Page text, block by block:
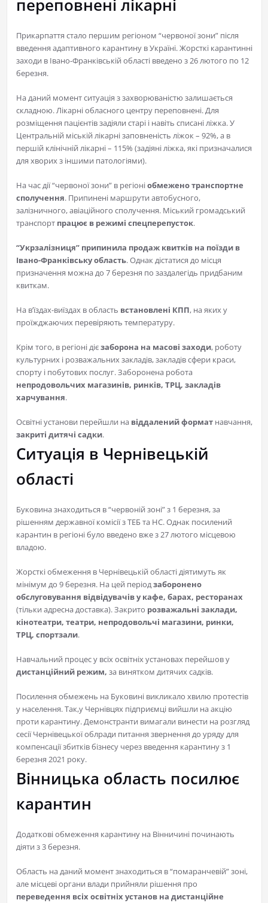
переповнені лікарні
Прикарпаття стало першим регіоном “червоної зони” після
введення адаптивного карантину в Україні. Жорсткі карантинні
заходи в Івано-Франківській області введено з 26 лютого по 12
березня.
На даний момент ситуація з захворюваністю залишається
складною. Лікарні обласного центру переповнені. Для
розміщення пацієнтів задіяли старі і навіть списані ліжка. У
Центральній міській лікарні заповненість ліжок – 92%, а в
першій клінічній лікарні – 115% (задіяні ліжка, які призначалися
для хворих з іншими патологіями).
На час дії “червоної зони” в регіоніобмежено транспортне
сполучення. Припинені маршрути автобусного,
залізничного, авіаційного сполучення. Міський громадський
транспорт працює в режимі спецперепусток.
“Укрзалізниця” припинила продаж квитків на поїзди в
Івано-Франківську область. Однак дістатися до місця
призначення можна до 7 березня по заздалегідь придбаним
квиткам.
На в’їздах-виїздах в область встановлені КПП, на яких у
проїжджаючих перевіряють температуру.
Крім того, в регіоні дієзаборона на масові заходи, роботу
культурних і розважальних закладів, закладів сфери краси,
спорту і побутових послуг. Заборонена робота
непродовольчих магазинів, ринків, ТРЦ, закладів
харчування.
Освітні установи перейшли на віддалений формат навчання,
закриті дитячі садки.
Ситуація в Чернівецькій
області
Буковина знаходиться в “червоній зоні” з 1 березня, за
рішенням державної комісії з ТЕБ та НС. Однак посилений
карантин в регіоні було введено вже з 27 лютого місцевою
владою.
Жорсткі обмеження в Чернівецькій області діятимуть як
мінімум до 9 березня. На цей періодзаборонено
обслуговування відвідувачів у кафе, барах, ресторанах
(тільки адресна доставка). Закрито розважальні заклади,
кінотеатри, театри, непродовольчі магазини, ринки,
ТРЦ, спортзали.
Навчальний процес у всіх освітніх установах перейшов у
дистанційний режим, за винятком дитячих садків.
Посилення обмежень на Буковині викликало хвилю протестів
у населення. Так,у Чернівцях підприємці вийшли на акцію
проти карантину. Демонстранти вимагали винести на розгляд
сесії Чернівецької облради питання звернення до уряду для
компенсації збитків бізнесу через введення карантину з 1
березня 2021 року.
Вінницька область посилює
карантин
Додаткові обмеження карантину на Вінничині починають
діяти з 3 березня.
Область на даний момент знаходиться в “помаранчевій” зоні,
але місцеві органи влади прийняли рішення про
переведення всіх освітніх установ на дистанційне